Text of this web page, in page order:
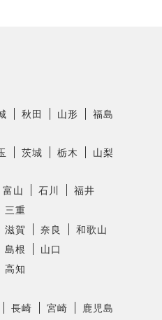
秋田 山形 福島
茨城 栃木
山梨
富山 石川 福井
三重
滋賀 奈良 和歌山
島根 山口
高知
長崎 宮崎
鹿児島